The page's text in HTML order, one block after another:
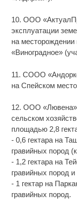
10. ООО
эксплуатации
на месторождении
«Виноградное»
11. СООО
на Спейском
12. ООО «Лювена»
сельском
площадью 2,8
- 0,6 гектара на
гравийных пород
- 1,2 гектара на
гравийных пород
- 1 гектар на
гравийных пород.